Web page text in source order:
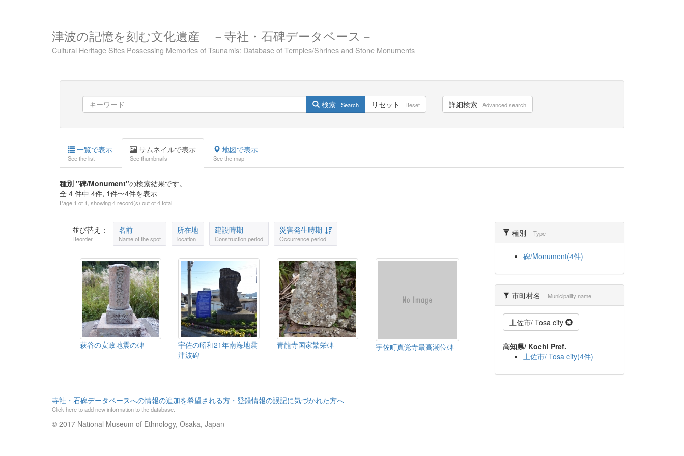
津波の記憶を刻む文化遺産 －寺社・石碑データベース－
Cultural Heritage Sites Possessing Memories of Tsunamis: Database of Temples/Shrines and Stone Monuments
検索 Search リセット Reset 詳細検索 Advanced search
一覧で表示
See the list
サムネイルで表示
See thumbnails
地図で表示
See the map
種別 "碑/Monument"の検索結果です。
全 4 件中 4件, 1件〜4件を表示
Page 1 of 1, showing 4 record(s) out of 4 total
並び替え：
Reorder
名前
Name of the spot
所在地
location
建設時期
Construction period
災害発生時期
Occurrence period
萩谷の安政地震の碑
宇佐の昭和21年南海地震
津波碑
青龍寺国家繁栄碑 宇佐町真覚寺最高潮位碑
種別 Type
碑/Monument(4件)
市町村名 Municipality name
土佐市/ Tosa city
高知県/ Kochi Pref.
土佐市/ Tosa city(4件)
寺社・石碑データベースへの情報の追加を希望される方・登録情報の誤記に気づかれた方へ
Click here to add new information to the database.
© 2017 National Museum of Ethnology, Osaka, Japan